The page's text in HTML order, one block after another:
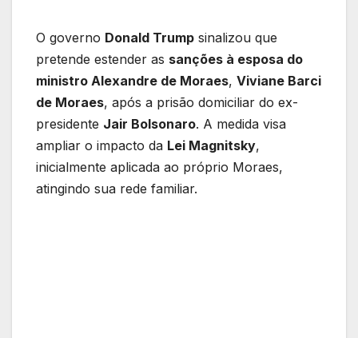
O governo Donald Trump sinalizou que
pretende estender as sanções à esposa do
ministro Alexandre de Moraes, Viviane Barci
de Moraes, após a prisão domiciliar do ex-
presidente Jair Bolsonaro. A medida visa
ampliar o impacto da Lei Magnitsky,
inicialmente aplicada ao próprio Moraes,
atingindo sua rede familiar.